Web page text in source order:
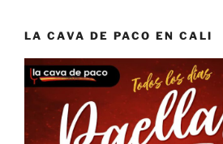
LA CAVA DE PACO EN CALI